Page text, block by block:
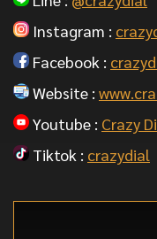
Instagram :
Facebook :
Website :
Youtube : Crazy
Tiktok : crazydial